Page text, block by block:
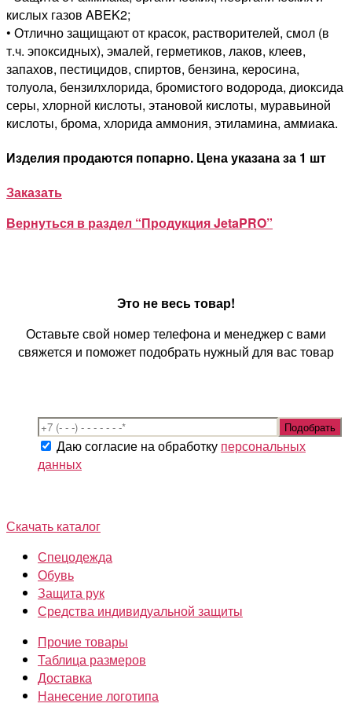
кислых газов ABEK2;
• Отлично защищают от красок, растворителей, смол (в
т.ч. эпоксидных), эмалей, герметиков, лаков, клеев,
запахов, пестицидов, спиртов, бензина, керосина,
толуола, бензилхлорида, бромистого водорода, диоксида
серы, хлорной кислоты, этановой кислоты, муравьиной
кислоты, брома, хлорида аммония, этиламина, аммиака.
Изделия продаются попарно. Цена указана за 1 шт
Заказать
Вернуться в раздел “Продукция JetaPRO”
Это не весь товар!
Оставьте свой номер телефона и менеджер с вами
свяжется и поможет подобрать нужный для вас товар
Даю согласие на обработку персональных
данных
Скачать каталог
Спецодежда
Обувь
Защита рук
Средства индивидуальной защиты
Прочие товары
Таблица размеров
Доставка
Нанесение логотипа